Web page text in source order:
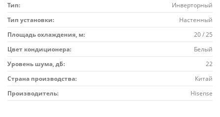
Тип:
Инверторный
Тип установки:
Настенный
Площадь охлаждения, м:
20 / 25
Цвет кондиционера:
Белый
Уровень шума, дБ:
22
Страна производства:
Китай
Производитель:
Hisense